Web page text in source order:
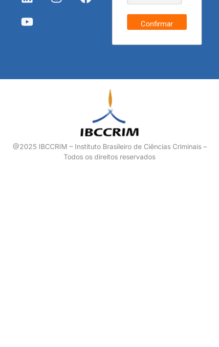
Confirmar
@2025 IBCCRIM – Instituto Brasileiro de Ciências Criminais –
Todos os direitos reservados